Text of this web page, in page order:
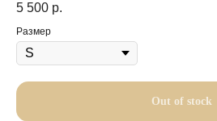
5 500 р.
Размер
Out of stock